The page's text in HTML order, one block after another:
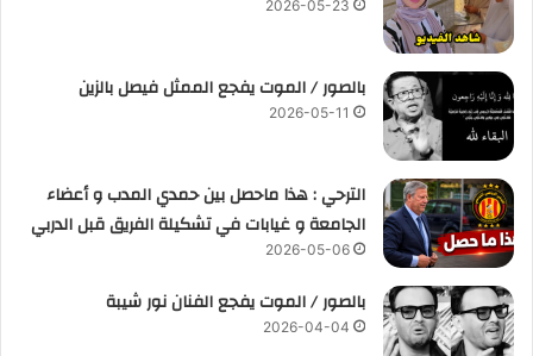
2026-05-23
بالصور / الموت يفجع الممثل فيصل بالزين
2026-05-11
الترحي : هذا ماحصل بين حمدي المدب و أعضاء
الجامعة و غيابات في تشكيلة الفريق قبل الدربي
2026-05-06
بالصور / الموت يفجع الفنان نور شيبة
2026-04-04